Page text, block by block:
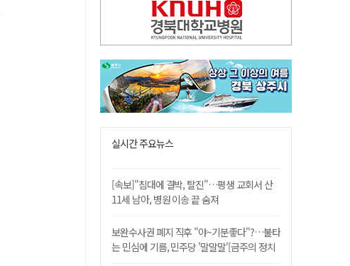
실시간 주요뉴스
[속보]"침대에 결박, 탈진"…평생 교회서 산
11세 남아, 병원 이송 끝 숨져
보완수사권 폐지 직후 "야~기분좋다"?…불타
는 민심에 기름, 민주당 '말말말'[금주의 정치